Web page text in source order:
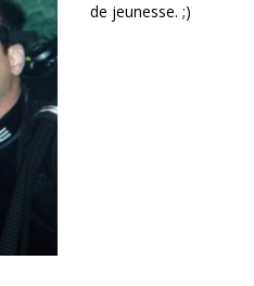
de jeunesse. ;)